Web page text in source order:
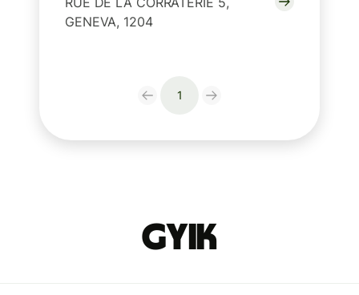
GENEVA, 1204
1
GYIK